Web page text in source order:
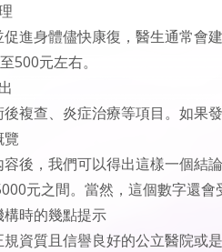
進身體儘快康復，醫生通常會
500元左右。
複查、炎症治療等項目。如果
覽
容後，我們可以得出這樣一個
元之間。當然，這個數字還會
時的幾點提示
資質且信譽良好的公立醫院或